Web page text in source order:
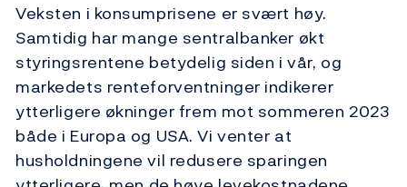
Veksten i konsumprisene er svært høy.
Samtidig har mange sentralbanker økt
styringsrentene betydelig siden i vår, og
markedets renteforventninger indikerer
ytterligere økninger frem mot sommeren 2023
både i Europa og USA. Vi venter at
husholdningene vil redusere sparingen